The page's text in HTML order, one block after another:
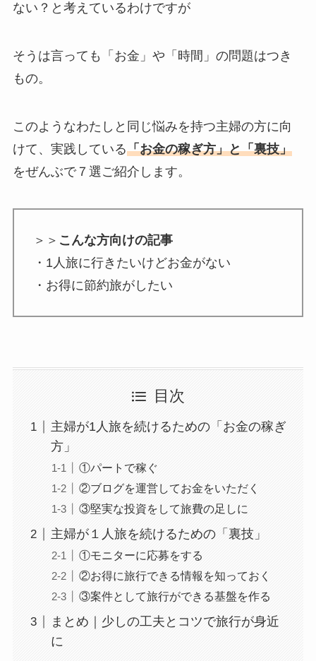
ない？と考えているわけですが
そうは言っても「お金」や「時間」の問題はつき
もの。
このようなわたしと同じ悩みを持つ主婦の方に向
けて、実践している「お金の稼ぎ方」と「裏技」
をぜんぶで７選ご紹介します。
＞＞ こんな方向けの記事
・1人旅に行きたいけどお金がない
・お得に節約旅がしたい
目次
主婦が1人旅を続けるための「お金の稼ぎ
方」
①パートで稼ぐ
②ブログを運営してお金をいただく
③堅実な投資をして旅費の足しに
主婦が１人旅を続けるための「裏技」
①モニターに応募をする
②お得に旅行できる情報を知っておく
③案件として旅行ができる基盤を作る
まとめ｜少しの工夫とコツで旅行が身近
に